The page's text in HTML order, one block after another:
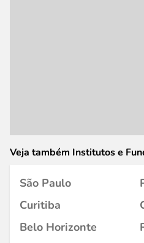
Veja também Institutos e
São Paulo
Curitiba
Belo Horizonte